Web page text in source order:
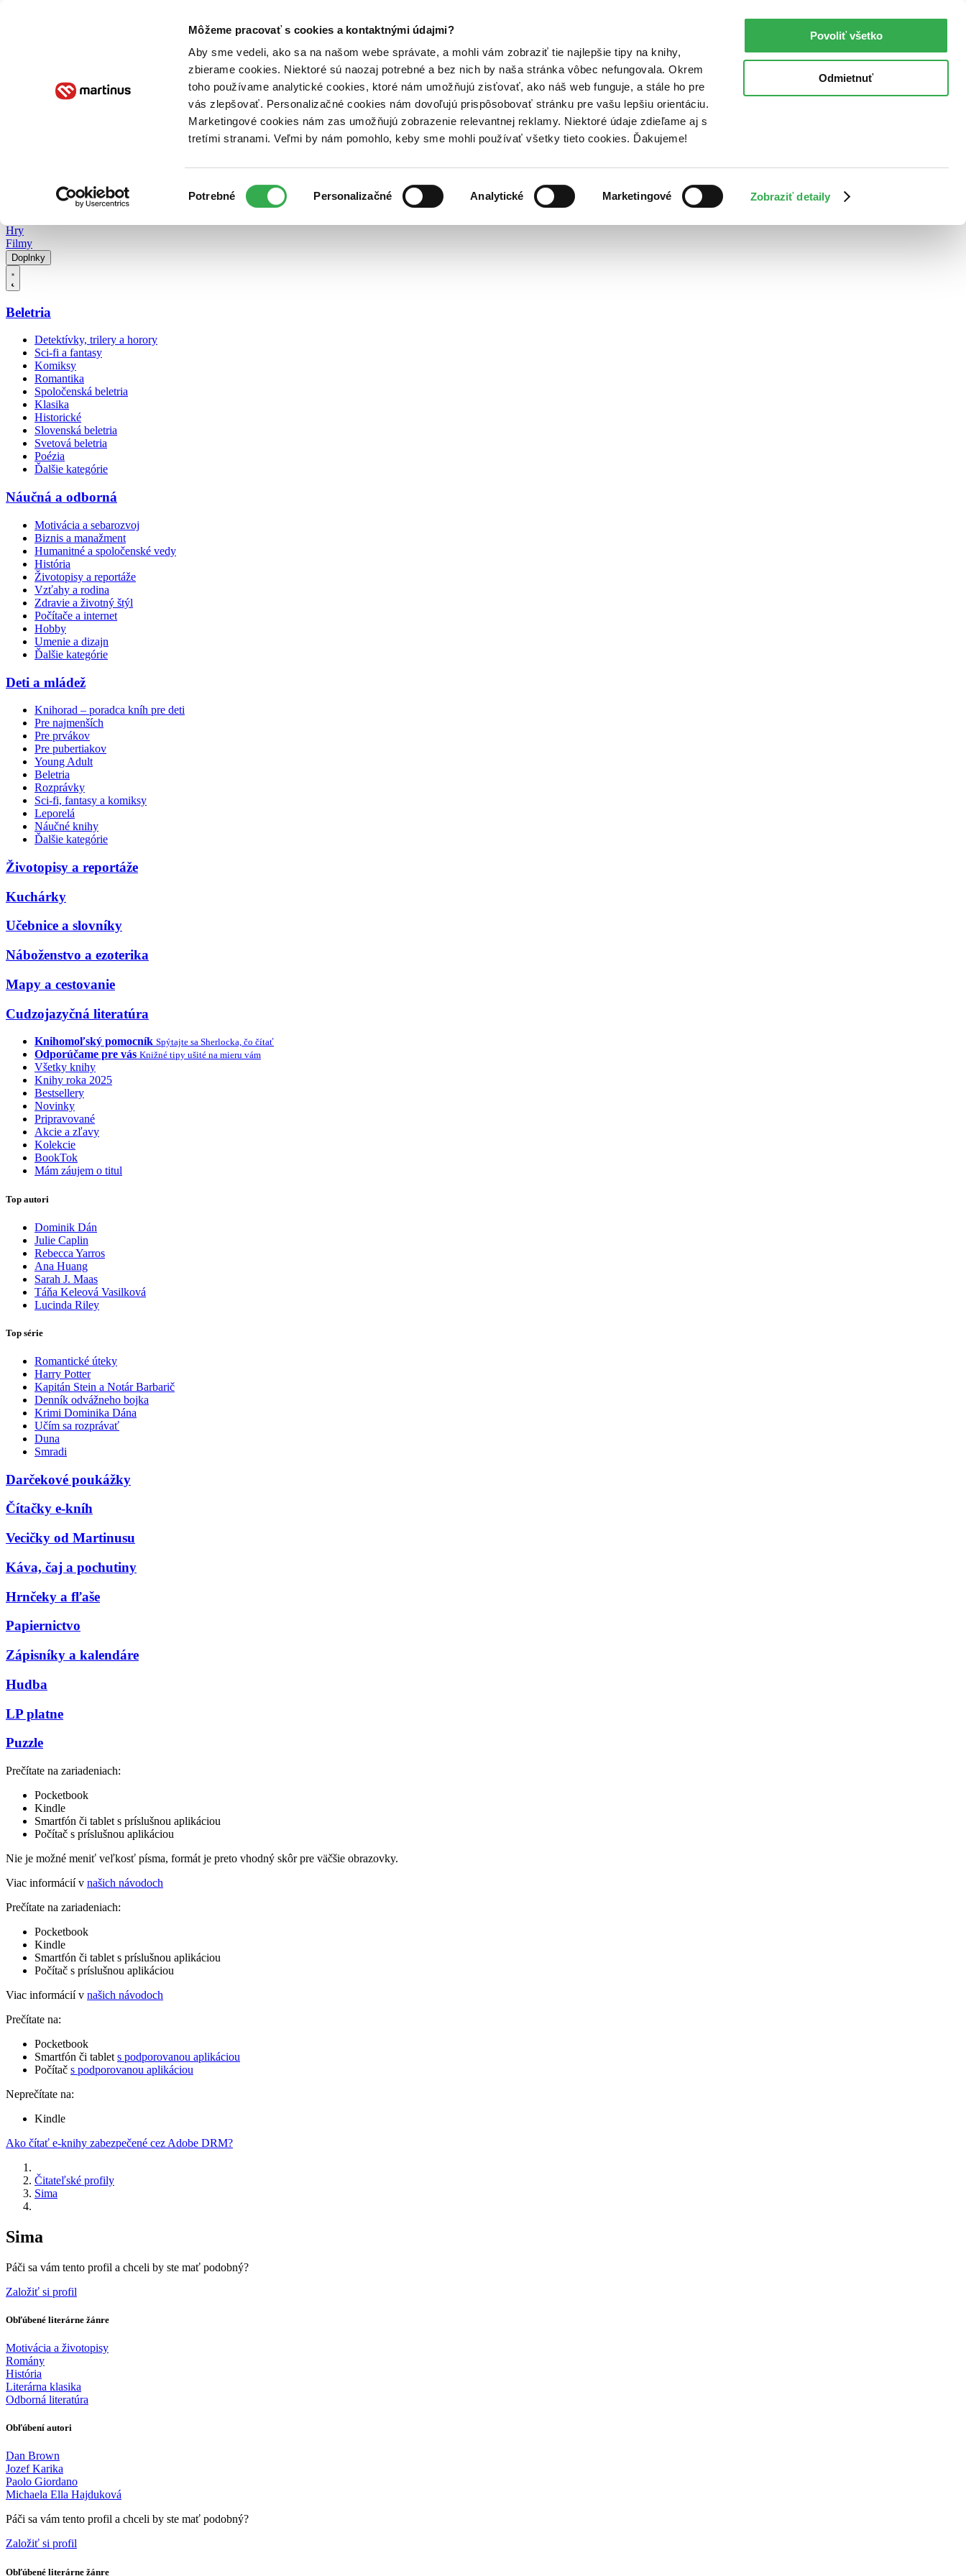
Môžeme pracovať s cookies a kontaktnými údajmi?
Aby sme vedeli, ako sa na našom webe správate, a mohli vám zobraziť tie najlepšie tipy na knihy,
zbierame cookies. Niektoré sú naozaj potrebné a bez nich by naša stránka vôbec nefungovala. Okrem
toho používame analytické cookies, ktoré nám umožňujú zisťovať, ako náš web funguje, a stále ho pre
vás zlepšovať. Personalizačné cookies nám dovoľujú prispôsobovať stránku pre vašu lepšiu orientáciu.
Marketingové cookies nám zas umožňujú zobrazenie relevantnej reklamy. Niektoré údaje zdieľame aj s
tretími stranami. Veľmi by nám pomohlo, keby sme mohli používať všetky tieto cookies. Ďakujeme!
súhlasu
Potrebné Personalizačné Analytické Marketingové Zobraziť detaily
Povoliť všetko
Odmietnuť
Poukážky Kontakt
Hry
Filmy
Doplnky
Beletria
Detektívky, trilery a horory
Sci-fi a fantasy
Komiksy
Romantika
Spoločenská beletria
Klasika
Historické
Slovenská beletria
Svetová beletria
Poézia
Ďalšie kategórie
Náučná a odborná
Motivácia a sebarozvoj
Biznis a manažment
Humanitné a spoločenské vedy
História
Životopisy a reportáže
Vzťahy a rodina
Zdravie a životný štýl
Počítače a internet
Hobby
Umenie a dizajn
Ďalšie kategórie
Deti a mládež
Knihorad – poradca kníh pre deti
Pre najmenších
Pre prvákov
Pre pubertiakov
Young Adult
Beletria
Rozprávky
Sci-fi, fantasy a komiksy
Leporelá
Náučné knihy
Ďalšie kategórie
Životopisy a reportáže
Kuchárky
Učebnice a slovníky
Náboženstvo a ezoterika
Mapy a cestovanie
Cudzojazyčná literatúra
Knihomoľský pomocník Spýtajte sa Sherlocka, čo čítať
Odporúčame pre vás Knižné tipy ušité na mieru vám
Všetky knihy
Knihy roka 2025
Bestsellery
Novinky
Pripravované
Akcie a zľavy
Kolekcie
BookTok
Mám záujem o titul
Top autori
Dominik Dán
Julie Caplin
Rebecca Yarros
Ana Huang
Sarah J. Maas
Táňa Keleová Vasilková
Lucinda Riley
Top série
Romantické úteky
Harry Potter
Kapitán Stein a Notár Barbarič
Denník odvážneho bojka
Krimi Dominika Dána
Učím sa rozprávať
Duna
Smradi
Darčekové poukážky
Čítačky e-kníh
Vecičky od Martinusu
Káva, čaj a pochutiny
Hrnčeky a fľaše
Papiernictvo
Zápisníky a kalendáre
Hudba
LP platne
Puzzle
Prečítate na zariadeniach:
Pocketbook
Kindle
Smartfón či tablet s príslušnou aplikáciou
Počítač s príslušnou aplikáciou
Nie je možné meniť veľkosť písma, formát je preto vhodný skôr pre väčšie obrazovky.
Viac informácií v našich návodoch
Prečítate na zariadeniach:
Pocketbook
Kindle
Smartfón či tablet s príslušnou aplikáciou
Počítač s príslušnou aplikáciou
Viac informácií v našich návodoch
Prečítate na:
Pocketbook
Smartfón či tablet s podporovanou aplikáciou
Počítač s podporovanou aplikáciou
Neprečítate na:
Kindle
Ako čítať e-knihy zabezpečené cez Adobe DRM?
Čitateľské profily
Sima
Sima
Páči sa vám tento profil a chceli by ste mať podobný?
Založiť si profil
Obľúbené literárne žánre
Motivácia a životopisy
Romány
História
Literárna klasika
Odborná literatúra
Obľúbení autori
Dan Brown
Jozef Karika
Paolo Giordano
Michaela Ella Hajduková
Páči sa vám tento profil a chceli by ste mať podobný?
Založiť si profil
Obľúbené literárne žánre